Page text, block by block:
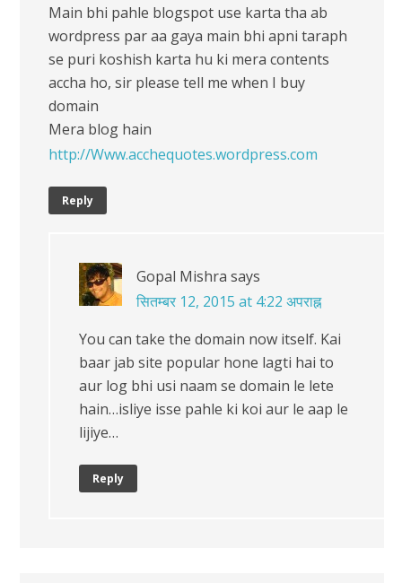
Main bhi pahle blogspot use karta tha ab
wordpress par aa gaya main bhi apni taraph
se puri koshish karta hu ki mera contents
accha ho, sir please tell me when I buy
domain
Mera blog hain
http://Www.acchequotes.wordpress.com
Reply
Gopal Mishra says
सितम्बर 12, 2015 at 4:22 अपराह्न
You can take the domain now itself. Kai
baar jab site popular hone lagti hai to
aur log bhi usi naam se domain le lete
hain…isliye isse pahle ki koi aur le aap le
lijiye…
Reply